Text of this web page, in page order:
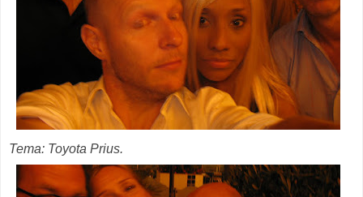
Tema: Toyota Prius.